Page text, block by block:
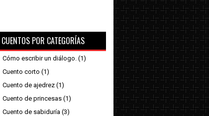
CUENTOS POR CATEGORÍAS
Cómo escribir un diálogo. (1)
Cuento corto (1)
Cuento de ajedrez (1)
Cuento de princesas (1)
Cuento de sabiduría (3)